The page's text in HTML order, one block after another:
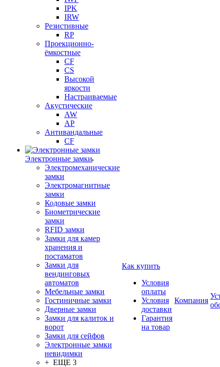
IPK
IRW
Резистивные
RP
Проекционно-
ёмкостные
CF
CS
Высокой
яркости
Настраиваемые
Акустические
AW
AP
Антивандальные
CF
Электронные замки
Электромеханические
замки
Электромагнитные
замки
Кодовые замки
Биометрические
замки
RFID замки
Замки для камер
хранения и
постаматов
Замки для
вендинговых
автоматов
Мебельные замки
Гостиничные замки
Дверные замки
Замки для калиток и
ворот
Замки для сейфов
Электронные замки
невидимки
+ ЕЩЕ 3
Как купить
Условия
оплаты
Условия
доставки
Гарантия
на товар
Компания